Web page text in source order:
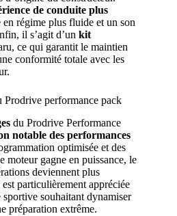
de conduite plus
en régime plus fluide et un son
il s’agit d’un kit
ce qui garantit le maintien
conformité totale avec les
Prodrive performance pack
du Prodrive Performance
notable des performances
optimisée et des
moteur gagne en puissance, le
deviennent plus
particulièrement appréciée
souhaitant dynamiser
préparation extrême.